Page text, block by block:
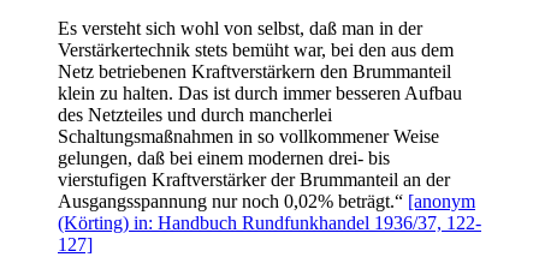
Es versteht sich wohl von selbst, daß man in der
Verstärkertechnik stets bemüht war, bei den aus dem
Netz betriebenen Kraftverstärkern den Brummanteil
klein zu halten. Das ist durch immer besseren Aufbau
des Netzteiles und durch mancherlei
Schaltungsmaßnahmen in so vollkommener Weise
gelungen, daß bei einem modernen drei- bis
vierstufigen Kraftverstärker der Brummanteil an der
Ausgangsspannung nur noch 0,02% beträgt.“ [anonym
(Körting) in: Handbuch Rundfunkhandel 1936/37, 122-
127]